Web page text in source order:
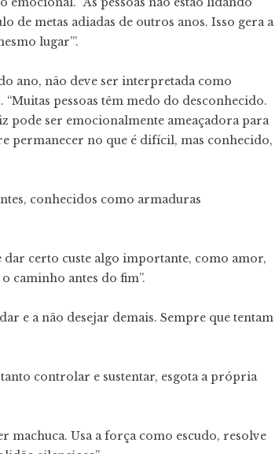
de metas adiadas de outros anos. Isso gera a
lugar’”.
ano, não deve ser interpretada como
pessoas têm medo do desconhecido.
pode ser emocionalmente ameaçadora para
permanecer no que é difícil, mas conhecido,
conhecidos como armaduras
dar certo custe algo importante, como amor,
caminho antes do fim”.
e a não desejar demais. Sempre que tentam
controlar e sustentar, esgota a própria
machuca. Usa a força como escudo, resolve